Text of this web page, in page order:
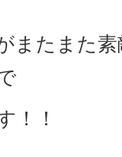
またまた
！！